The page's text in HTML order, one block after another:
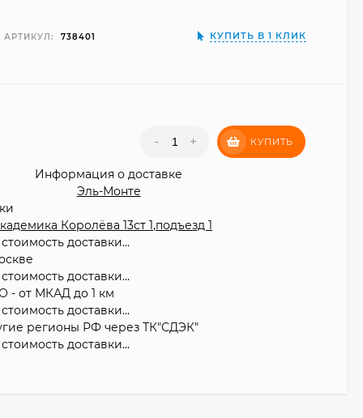
АРТИКУЛ: 738401 КУПИТЬ В 1 КЛИК
- + КУПИТЬ
Информация о доставке
Эль-Монте
Королёва 13ст 1,подъезд 1
доставки...
доставки...
- от МКАД до 1 км
доставки...
регионы РФ через ТК"СДЭК"
доставки...